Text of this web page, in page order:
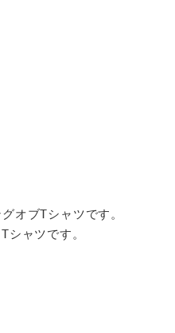
ブTシャツです。
ャツです。